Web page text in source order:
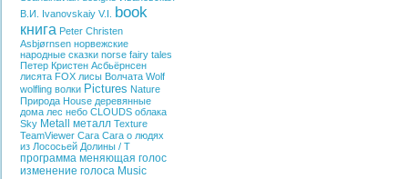
В.И.
Ivanovskaiy V.I. book
книга Peter Christen
Asbjørnsen норвежские
народные сказки norse fairy tales
Петер Кристен Асбьёрнсен
лисята FOX лисы Волчата Wolf
wolfling волки Pictures Nature
Природа House деревянные
дома лес небо CLOUDS облака
Sky Metall металл Texture
TeamViewer Сага Сага о людях
из Лососьей Долины / T
программа меняющая голос
изменение голоса Music